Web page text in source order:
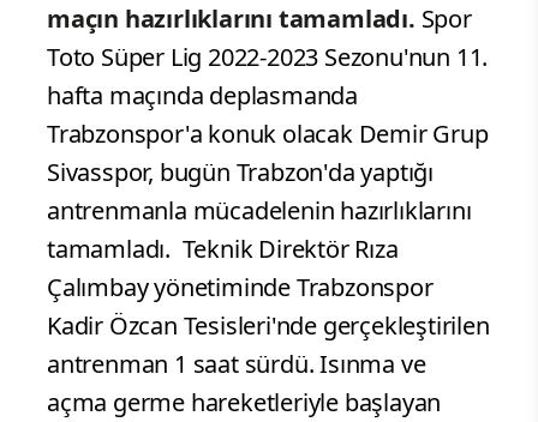
maçın hazırlıklarını tamamladı. Spor
Toto Süper Lig 2022-2023 Sezonu'nun 11.
hafta maçında deplasmanda
Trabzonspor'a konuk olacak Demir Grup
Sivasspor, bugün Trabzon'da yaptığı
antrenmanla mücadelenin hazırlıklarını
tamamladı. Teknik Direktör Rıza
Çalımbay yönetiminde Trabzonspor
Kadir Özcan Tesisleri'nde gerçekleştirilen
antrenman 1 saat sürdü. Isınma ve
açma germe hareketleriyle başlayan